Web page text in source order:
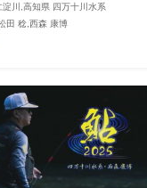
淀川,高知県 四万十川水系
田 稔,西森 康博